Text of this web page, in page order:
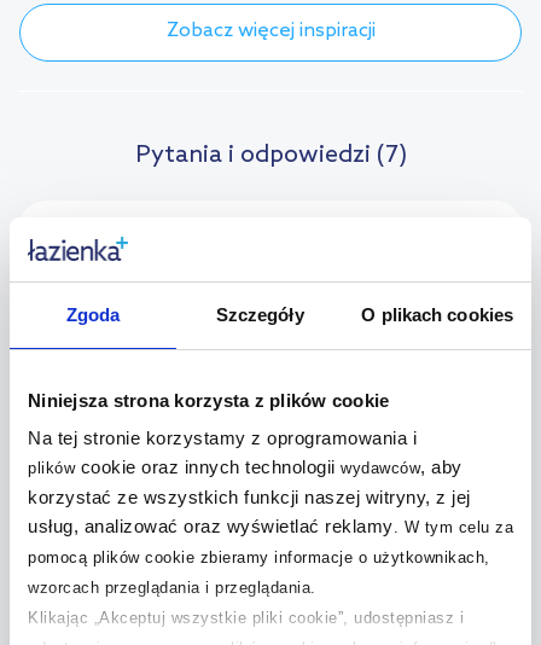
Zgoda Szczegóły O plikach cookies
Niniejsza strona korzysta z plików cookie
Na tej stronie korzystamy z oprogramowania i
plikówcookie oraz innych technologii wydawców, aby
korzystać ze wszystkich funkcji naszej witryny, z jej
usług, analizować oraz wyświetlać reklamy. W tym celu za
pomocą plików cookie zbieramy informacje o użytkownikach,
wzorcach przeglądania i przeglądania.
Klikając „Akceptuj wszystkie pliki cookie”, udostępniasz i
Zobacz więcej inspiracji
Pytania i odpowiedzi (7)
Czym umyć kabinę prysznicową?
+
utrzymaniu?
Jaka kabina prysznicowa dla osoby
starszej?
Jak wysoka powinna być kabina
prysznicowa?
+